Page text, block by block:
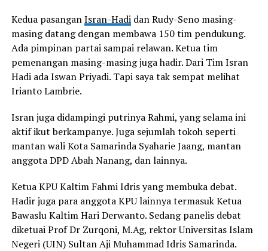
Kedua pasanganIsran-Hadidan Rudy-Seno masing-
masing datang dengan membawa 150 tim pendukung.
Ada pimpinan partai sampai relawan. Ketua tim
pemenangan masing-masing juga hadir. Dari Tim Isran
Hadi ada Iswan Priyadi. Tapi saya tak sempat melihat
Irianto Lambrie.
Isran juga didampingi putrinya Rahmi, yang selama ini
aktif ikut berkampanye. Juga sejumlah tokoh seperti
mantan wali Kota Samarinda Syaharie Jaang, mantan
anggota DPD Abah Nanang, dan lainnya.
Ketua KPU Kaltim Fahmi Idris yang membuka debat.
Hadir juga para anggota KPU lainnya termasuk Ketua
Bawaslu Kaltim Hari Derwanto. Sedang panelis debat
diketuai Prof Dr Zurqoni, M.Ag, rektor Universitas Islam
Negeri (UIN) Sultan Aji Muhammad Idris Samarinda.